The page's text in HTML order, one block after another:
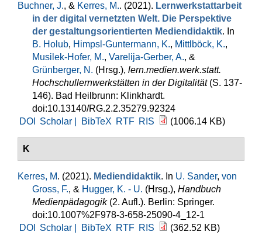
Buchner, J., & Kerres, M.. (2021). Lernwerkstattarbeit
in der digital vernetzten Welt. Die Perspektive
der gestaltungsorientierten Mediendidaktik. In
B. Holub, Himpsl-Guntermann, K., Mittlböck, K.,
Musilek-Hofer, M., Varelija-Gerber, A., &
Grünberger, N. (Hrsg.), lern.medien.werk.statt.
Hochschullernwerkstätten in der Digitalität(S. 137-
146). Bad Heilbrunn: Klinkhardt.
doi:10.13140/RG.2.2.35279.92324
DOI
Scholar | BibTeX RTF RIS (1006.14 KB)
K
Kerres, M. (2021). Mediendidaktik. In U. Sander, von
Gross, F., & Hugger, K. - U. (Hrsg.), Handbuch
Medienpädagogik(2. Aufl.). Berlin: Springer.
doi:10.1007%2F978-3-658-25090-4_12-1
DOI
Scholar | BibTeX RTF RIS (362.52 KB)